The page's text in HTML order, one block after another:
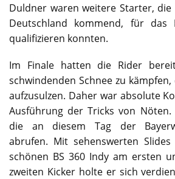
Duldner waren weitere Starter, die
Deutschland kommend, für das
qualifizieren konnten.
Im Finale hatten die Rider
schwindenden Schnee zu
aufzusulzen. Daher war absolute
Ausführung der Tricks von
die an diesem Tag der
abrufen. Mit sehenswerten
schönen BS 360 Indy am ersten
zweiten Kicker holte er sich